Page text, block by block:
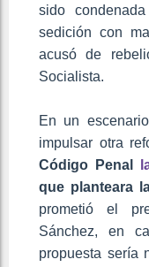
sido
sedición con
acusó de
Socialista.
En un
impulsar otra
Código Penal
que planteara
prometió el
Sánchez, en
propuesta sería